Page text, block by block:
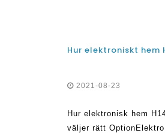
2021-08-23
Hur elektronisk hem
väljer rätt